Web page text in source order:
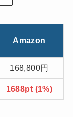
Amazon
168,800円
1688pt (1%)